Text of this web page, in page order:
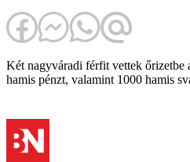
Két nagyváradi férfit vettek őrizetbe
hamis pénzt, valamint 1000 hamis